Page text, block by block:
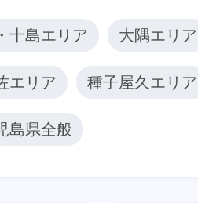
十島エリア 大隅エリア
エリア 種子屋久エリア
島県全般